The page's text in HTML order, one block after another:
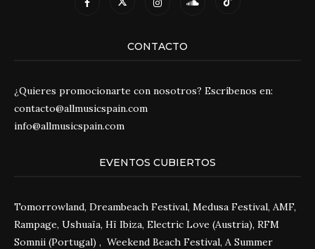
CONTACTO
¿Quieres promocionarte con nosotros? Escríbenos en:
contacto@allmusicspain.com
info@allmusicspain.com
EVENTOS CUBIERTOS
Tomorrowland, Dreambeach Festival, Medusa Festival, AMF,
Rampage, Ushuaïa, Hï Ibiza, Electric Love (Austria), RFM
Somnii (Portugal) , Weekend Beach Festival, A Summer